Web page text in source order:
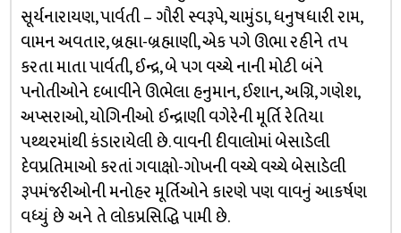
સૂર્યનારાયણ, પાર્વતી – ગૌરી સ્વરૂપે, ચામુંડા, ધનુષધારી રામ,
વામન અવતાર, બ્રહ્મા-બ્રહ્માણી, એક પગે ઊભા રહીને તપ
કરતા માતા પાર્વતી, ઈન્દ્ર, બે પગ વચ્ચે નાની મોટી બંને
પનોતીઓને દબાવીને ઊભેલા હનુમાન, ઈશાન, અગ્નિ, ગણેશ,
અપ્સરાઓ, યોગિનીઓ ઈન્દ્રાણી વગેરેની મૂર્તિ રેતિયા
પથ્થરમાંથી કંડારાયેલી છે. વાવની દીવાલોમાં બેસાડેલી
દેવપ્રતિમાઓ કરતાં ગવાક્ષો-ગોખની વચ્ચે વચ્ચે બેસાડેલી
રૂપમંજરીઓની મનોહર મૂર્તિઓને કારણે પણ વાવનું આકર્ષણ
વધ્યું છે અને તે લોકપ્રસિદ્ધિ પામી છે.